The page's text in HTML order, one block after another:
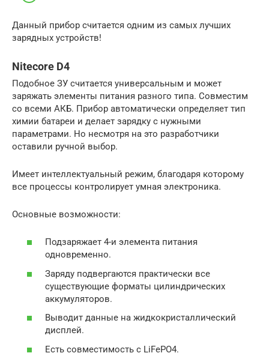
Данный прибор считается одним из самых лучших
зарядных устройств!
Nitecore D4
Подобное ЗУ считается универсальным и может
заряжать элементы питания разного типа. Совместим
со всеми АКБ. Прибор автоматически определяет тип
химии батареи и делает зарядку с нужными
параметрами. Но несмотря на это разработчики
оставили ручной выбор.
Имеет интеллектуальный режим, благодаря которому
все процессы контролирует умная электроника.
Основные возможности:
Подзаряжает 4-и элемента питания
одновременно.
Заряду подвергаются практически все
существующие форматы цилиндрических
аккумуляторов.
Выводит данные на жидкокристаллический
дисплей.
Есть совместимость с LiFePO4.